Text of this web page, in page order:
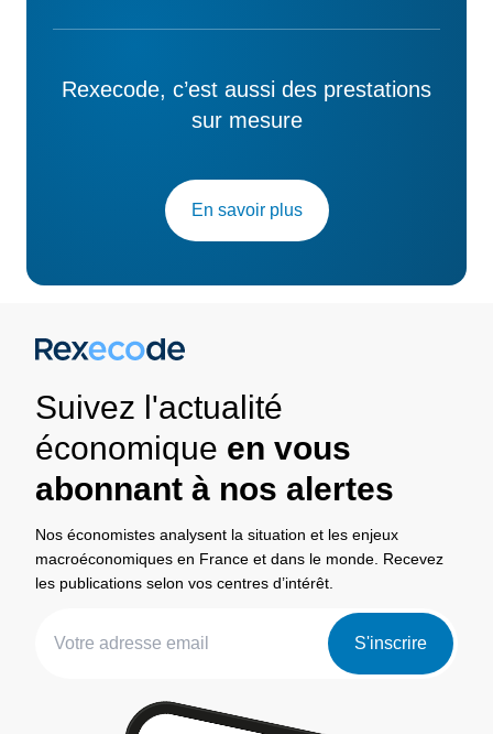
Rexecode, c’est aussi des prestations
sur mesure
En savoir plus
Suivez l'actualité
économique en vous
abonnant à nos alertes
Nos économistes analysent la situation et les enjeux
macroéconomiques en France et dans le monde. Recevez
les publications selon vos centres d’intérêt.
S'inscrire